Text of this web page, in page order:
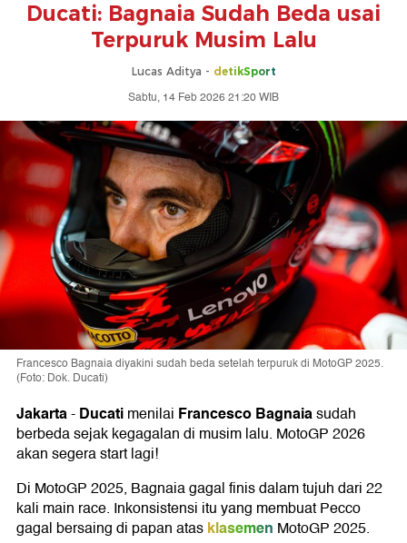
Ducati: Bagnaia Sudah Beda usai
Terpuruk Musim Lalu
Lucas Aditya - detikSport
Sabtu, 14 Feb 2026 21:20 WIB
Francesco Bagnaia diyakini sudah beda setelah terpuruk di MotoGP 2025.
(Foto: Dok. Ducati)
Jakarta-Ducatimenilai Francesco Bagnaiasudah
berbeda sejak kegagalan di musim lalu. MotoGP 2026
akan segera start lagi!
Di MotoGP 2025, Bagnaia gagal finis dalam tujuh dari 22
kali main race. Inkonsistensi itu yang membuat Pecco
gagal bersaing di papan atasklasemen MotoGP 2025.